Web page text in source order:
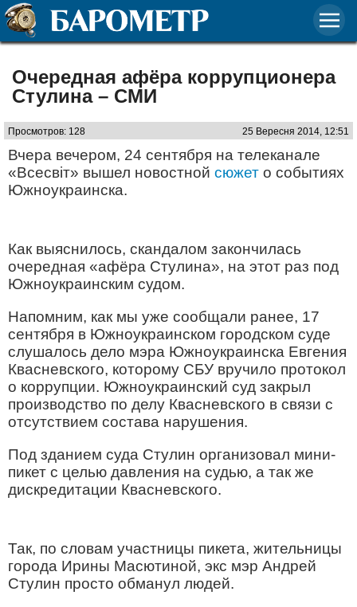
Очередная афёра коррупционера
Стулина – СМИ
Просмотров: 128 25 Вересня 2014, 12:51
Вчера вечером, 24 сентября на телеканале
«Всесвіт» вышел новостной сюжет о событиях
Южноукраинска.
Как выяснилось, скандалом закончилась
очередная «афёра Стулина», на этот раз под
Южноукраинским судом.
Напомним, как мы уже сообщали ранее, 17
сентября в Южноукраинском городском суде
слушалось дело мэра Южноукраинска Евгения
Квасневского, которому СБУ вручило протокол
о коррупции. Южноукраинский суд закрыл
производство по делу Квасневского в связи с
отсутствием состава нарушения.
Под зданием суда Стулин организовал мини-
пикет с целью давления на судью, а так же
дискредитации Квасневского.
Так, по словам участницы пикета, жительницы
города Ирины Масютиной, экс мэр Андрей
Стулин просто обманул людей.